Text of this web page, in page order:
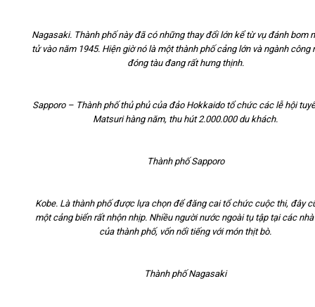
Tìm kiếm
Nagasaki. Thành phố này đã có những thay đổi lớn kể từ vụ đánh bom
tử vào năm 1945. Hiện giờ nó là một thành phố cảng lớn và ngành công
đóng tàu đang rất hưng thịnh.
Sapporo – Thành phố thủ phủ của đảo Hokkaido tổ chức các lễ hội
Matsuri hàng năm, thu hút 2.000.000 du khách.
Thành phố Sapporo
Kobe. Là thành phố được lựa chọn để đăng cai tổ chức cuộc thi, đây
một cảng biển rất nhộn nhịp. Nhiều người nước ngoài tụ tập tại các
của thành phố, vốn nổi tiếng với món thịt bò.
Thành phố Nagasaki